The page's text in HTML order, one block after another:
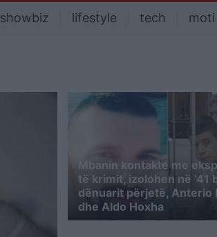
showbiz lifestyle tech moti
Mbanin kontakte me
të krimit, izolohen në ‘41
dënuarit përjetë, Anterio
dhe Aldo Hoxha